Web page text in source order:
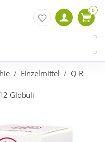
0
Einzelmittel
Q-R
Globuli